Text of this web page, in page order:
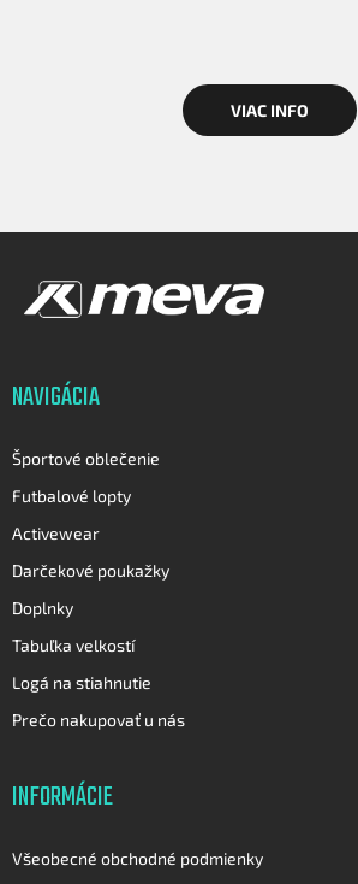
VIAC INFO
Z
NAVIGÁCIA
Športové oblečenie
Futbalové lopty
Activewear
Darčekové poukažky
Doplnky
Tabuľka velkostí
Logá na stiahnutie
Prečo nakupovať u nás
INFORMÁCIE
Všeobecné obchodné podmienky